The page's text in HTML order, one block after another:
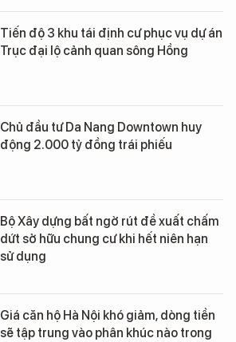
Tiến độ 3 khu tái định cư phục vụ dự án
Trục đại lộ cảnh quan sông Hồng
Chủ đầu tư Da Nang Downtown huy
động 2.000 tỷ đồng trái phiếu
Bộ Xây dựng bất ngờ rút đề xuất chấm
dứt sở hữu chung cư khi hết niên hạn
sử dụng
Giá căn hộ Hà Nội khó giảm, dòng tiền
sẽ tập trung vào phân khúc nào trong